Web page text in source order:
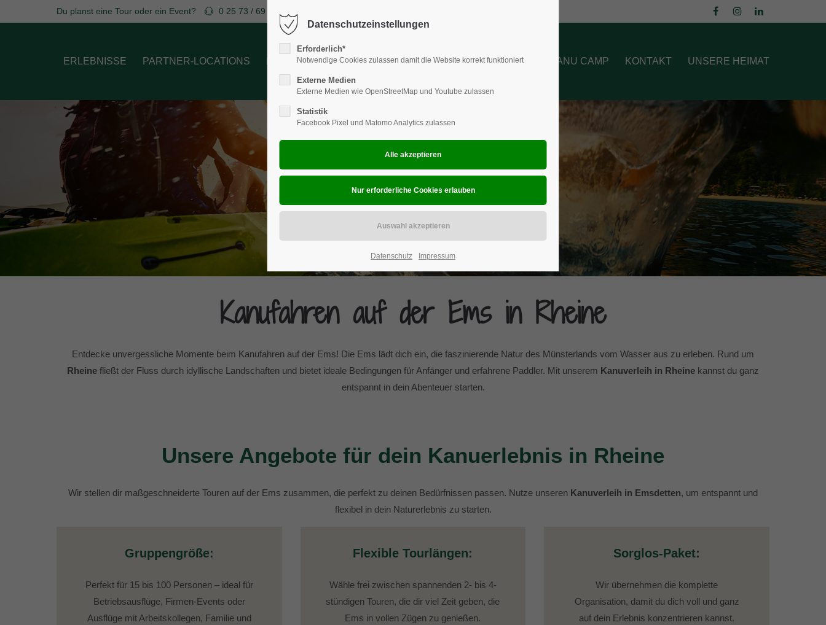
Benutzername
Passwort
Register Lost your password?
Support
Lorem ipsum dolor sit amet:
24h
We offer support for our customers
Mon - Fri 8:00am - 5:00pm
Cybersteel Inc.
San Francisco, CA 94102
Have any questions?
+44 1234 567 890
Lorem ipsum dolor sit amet,
Aenean commodo ligula eget dolor.
Aenean massa. Cum sociis natoque
penatibus et magnis dis parturient
montes, nascetur ridiculus mus. Donec
quam felis, ultricies nec.
Du planst eine Tour oder ein Event? 0 25 73 / 69 79 710
ERLEBNISSE PARTNER-LOCATIONS DAS CANU CAMP KONTAKT UNSERE HEIMAT
Kanufahren auf der Ems in Rheine
Entdecke unvergessliche Momente beim Kanufahren auf der Ems! Die Ems lädt dich ein, die faszinierende Natur des Münsterlands vom Wasser aus zu erleben. Rund um
Rheine fließt der Fluss durch idyllische Landschaften und bietet ideale Bedingungen für Anfänger und erfahrene Paddler. Mit unserem Kanuverleih in Rheine kannst du ganz
entspannt in dein Abenteuer starten.
Unsere Angebote für dein Kanuerlebnis in Rheine
Wir stellen dir maßgeschneiderte Touren auf der Ems zusammen, die perfekt zu deinen Bedürfnissen passen. Nutze unseren Kanuverleih in Emsdetten, um entspannt und
flexibel in dein Naturerlebnis zu starten.
Gruppengröße:
Perfekt für 15 bis 100 Personen – ideal für
Betriebsausflüge, Firmen-Events oder
Ausflüge mit Arbeitskollegen, Familie und
Flexible Tourlängen:
Wähle frei zwischen spannenden 2- bis 4-
stündigen Touren, die dir viel Zeit geben, die
Ems in vollen Zügen zu genießen.
Sorglos-Paket:
Wir übernehmen die komplette
Organisation, damit du dich voll und ganz
auf dein Erlebnis konzentrieren kannst.
Datenschutzeinstellungen
Erforderlich*
Notwendige Cookies zulassen damit die Website korrekt funktioniert
Externe Medien
Externe Medien wie OpenStreetMap und Youtube zulassen
Statistik
Facebook Pixel und Matomo Analytics zulassen
Datenschutz Impressum